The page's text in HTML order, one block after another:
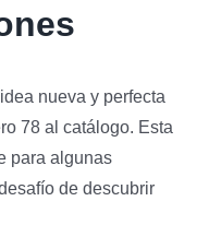
nueva y perfecta
78 al catálogo. Esta
para algunas
de descubrir